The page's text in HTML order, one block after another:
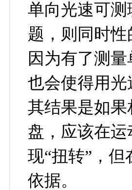
单向光速可
题，则同时
因为有了测
也会使得用光
其结果是如
盘，应该在
现“扭转”，
依据。